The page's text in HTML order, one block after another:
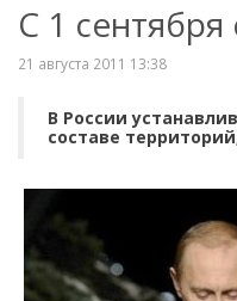
С 1
21 августа 2011 13:38
В России
составе